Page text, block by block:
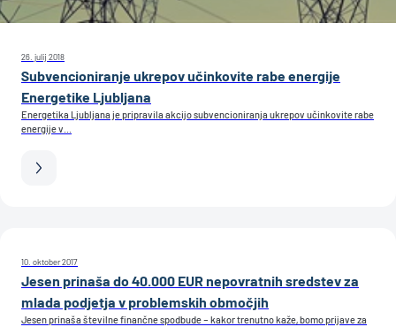
26. julij 2018
Subvencioniranje ukrepov učinkovite rabe energije
Energetike Ljubljana
Energetika Ljubljana je pripravila akcijo subvencioniranja ukrepov učinkovite rabe
energije v...
10. oktober 2017
Jesen prinaša do 40.000 EUR nepovratnih sredstev za
mlada podjetja v problemskih območjih
Jesen prinaša številne finančne spodbude – kakor trenutno kaže, bomo prijave za